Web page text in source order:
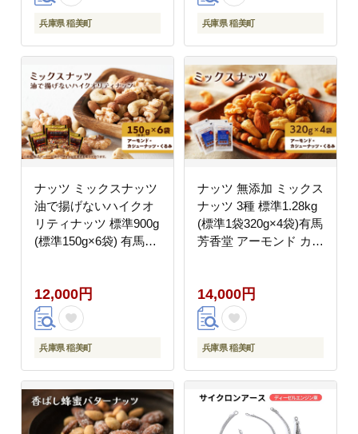
兵庫県 稲美町 兵庫県 稲美町
ナッツ ミックスナッツ
油で揚げないハイクオ
リティナッツ 標準900g
(標準150g×6袋) 有馬芳
化学調味料無添加 ノン
フライ うす塩 おやつ
お菓子 おかし おつまみ
兵庫県 兵庫 稲美町
12,000円
兵庫県 稲美町
ナッツ 無添加 ミックス
ナッツ 3種 標準1.28kg
(標準1袋320g×4袋)有馬
芳香堂 アーモンド カシ
つ お菓子 おかし おつ
まみ 兵庫県 兵庫 稲美
町
14,000円
兵庫県 稲美町